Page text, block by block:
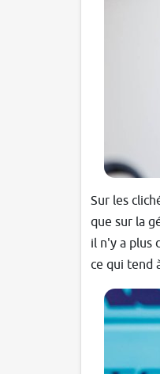
Sur les
que sur la
il n'y a plus
ce qui tend